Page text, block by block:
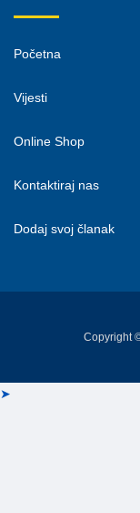
Početna
Vijesti
Online Shop
Kontaktiraj nas
Dodaj svoj članak
Copyright
➤